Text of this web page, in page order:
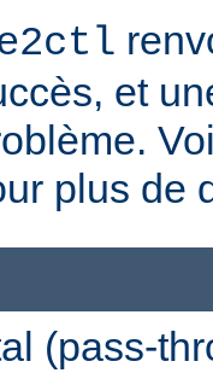
et
plus de
(pass-